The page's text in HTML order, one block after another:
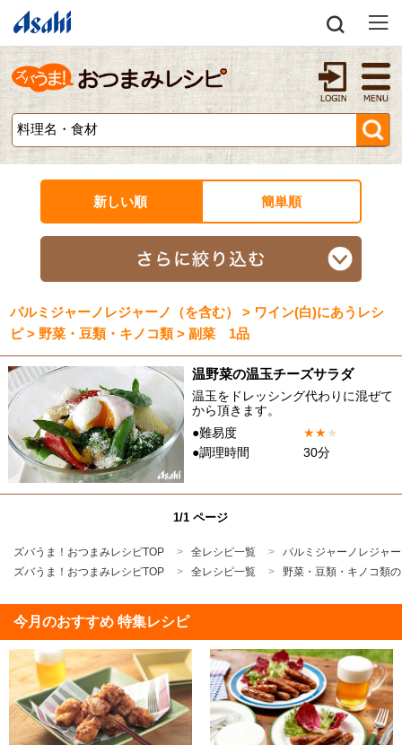
新しい順 簡単順
パルミジャーノレジャーノ（を含む） > ワイン(白)にあうレシ
ピ > 野菜・豆類・キノコ類 > 副菜 1品
温野菜の温玉チーズサラダ
温玉をドレッシング代わりに混ぜて
から頂きます。
●難易度
★★★
●調理時間
30分
1/1 ページ
ズバうま！おつまみレシピTOP 全レシピ一覧
パルミジャーノレジャ
ズバうま！おつまみレシピTOP
全レシピ一覧 野菜・豆類・キノコ類
今月のおすすめ 特集レシピ